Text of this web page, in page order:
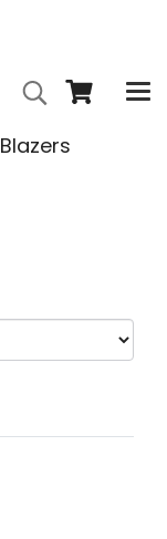
Blazers